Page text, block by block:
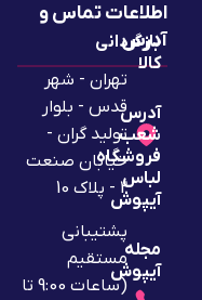
بازگردانی
کالا
آدرس
شعب
فروشگاه
لباس
آیپوش
مجله
آیپوش
تهران - شهر
قدس - بلوار
تولید گران -
خیابان صنعت
2 - پلاک 10
پشتیبانی
مستقیم
(ساعات 9:00 تا
اطلاعات تماس و
آدرس